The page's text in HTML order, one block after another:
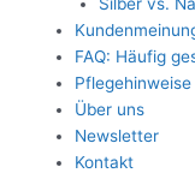
FAQ: Häufig
Pflegehinweise
Über uns
Newsletter
Kontakt